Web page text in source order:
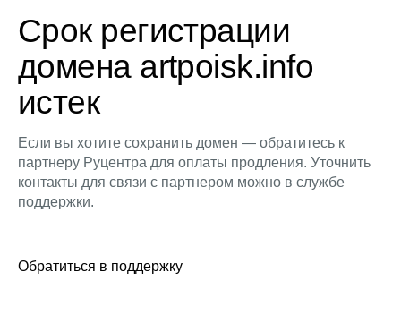
Срок регистрации
домена artpoisk.info
истек
Если вы хотите сохранить домен — обратитесь к
партнеру Руцентра для оплаты продления. Уточнить
контакты для связи с партнером можно в службе
поддержки.
Обратиться в поддержку